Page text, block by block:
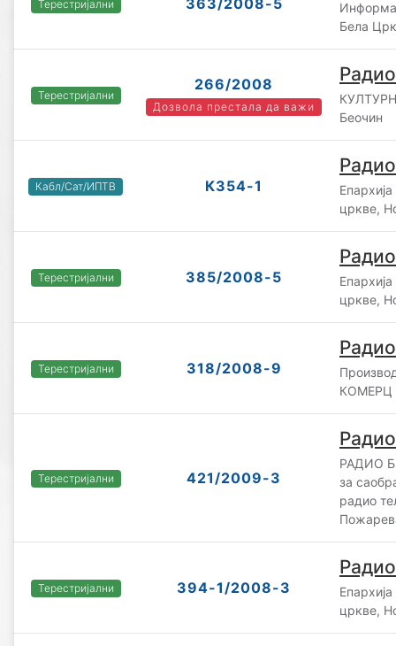
Терестријални 363/2008-5
Бела
Терестријални
266/2008
Дозвола престала да важи
Беочин
Кабл/Сат/ИПТВ К354-1
цркве,
Терестријални 385/2008-5
цркве,
Терестријални 318/2008-9
КОМЕРЦ
Терестријални 421/2009-3
РАДИО
за
радио
Терестријални 394-1/2008-3
цркве,